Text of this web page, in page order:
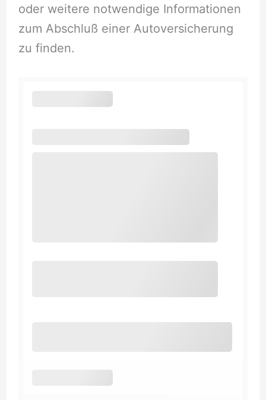
oder weitere notwendige Informationen
zum Abschluß einer Autoversicherung
zu finden.